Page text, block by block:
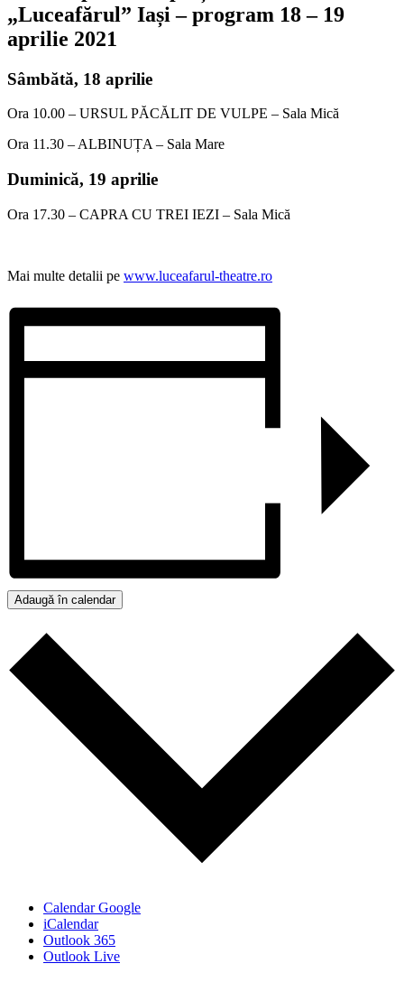
„Luceafărul” Iași – program 18 – 19
aprilie 2021
Sâmbătă, 18 aprilie
Ora 10.00 – URSUL PĂCĂLIT DE VULPE – Sala Mică
Ora 11.30 – ALBINUȚA – Sala Mare
Duminică, 19 aprilie
Ora 17.30 – CAPRA CU TREI IEZI – Sala Mică
Mai multe detalii pe www.luceafarul-theatre.ro
Adaugă în calendar
Calendar Google
iCalendar
Outlook 365
Outlook Live